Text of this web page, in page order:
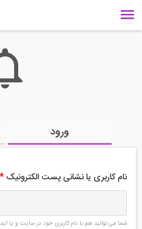
ورود
نام کاربری یا نشانی پست الکترونیک *
شما می توانید هم با نام کاربری خود در سایت و یا